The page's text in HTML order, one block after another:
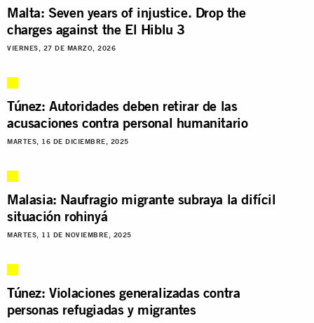
Malta: Seven years of injustice. Drop the
charges against the El Hiblu 3
VIERNES, 27 DE MARZO, 2026
Túnez: Autoridades deben retirar de las
acusaciones contra personal humanitario
MARTES, 16 DE DICIEMBRE, 2025
Malasia: Naufragio migrante subraya la difícil
situación rohinyá
MARTES, 11 DE NOVIEMBRE, 2025
Túnez: Violaciones generalizadas contra
personas refugiadas y migrantes